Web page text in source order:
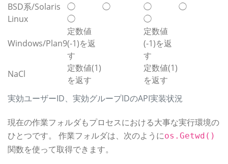
実効ユーザーID、実効グループIDのAPI実装状況
BSD系/Solaris ◯ ◯ ◯
◯
Linux
◯ ◯
Windows/Plan9
定数値
(-1)を返
す
定数値
(-1)を返
す
NaCl
定数値(1)
を返す
定数値(1)
を返す
現在の作業フォルダもプロセスにおける大事な実行環境の
ひとつです。 作業フォルダは、次のようにos.Getwd()
関数を使って取得できます。